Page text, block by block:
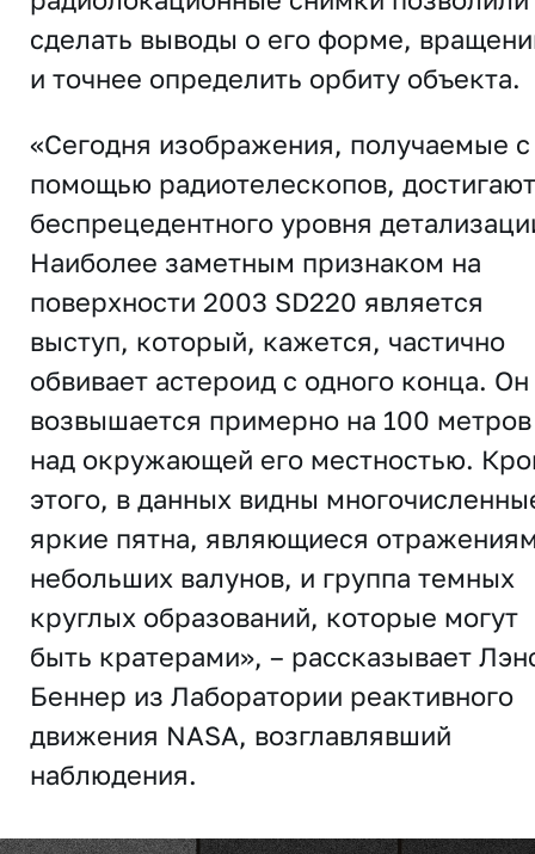
сделать выводы о его форме,
и точнее определить орбиту объекта.
«Сегодня изображения, получаемые с
помощью радиотелескопов, достигают
беспрецедентного уровня
Наиболее заметным признаком на
поверхности 2003 SD220 является
выступ, который, кажется, частично
обвивает астероид с одного конца. Он
возвышается примерно на 100 метров
над окружающей его местностью.
этого, в данных видны
яркие пятна, являющиеся
небольших валунов, и группа темных
круглых образований, которые могут
быть кратерами», – рассказывает
Беннер из Лаборатории реактивного
движения NASA, возглавлявший
наблюдения.